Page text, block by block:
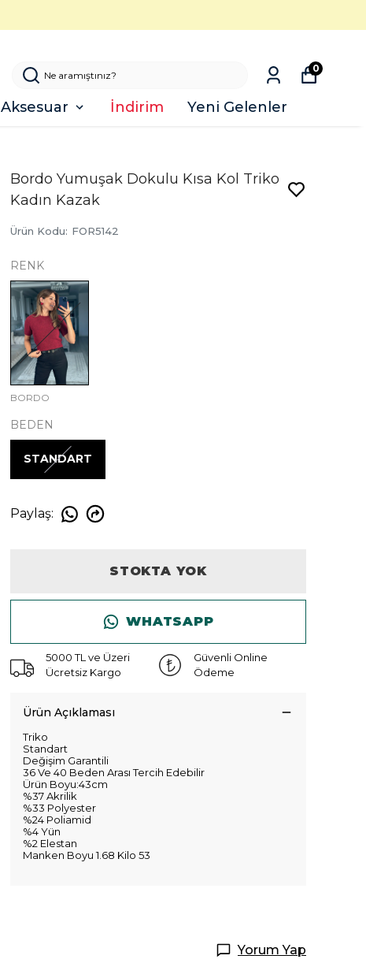
Aksesuar İndirim Yeni Gelenler
0
Bordo Yumuşak Dokulu Kısa Kol Triko
Kadın Kazak
Ürün Kodu: FOR5142
RENK
BORDO
BEDEN
STANDART
Paylaş:
STOKTA YOK
WHATSAPP
5000 TL ve Üzeri
Ücretsiz Kargo
Güvenli Online
Ödeme
Ürün Açıklaması
Triko
Standart
Değişim Garantili
36 Ve 40 Beden Arası Tercih Edebilir
Ürün Boyu:43cm
%37 Akrilik
%33 Polyester
%24 Poliamid
%4 Yün
%2 Elestan
Manken Boyu 1.68 Kilo 53
Yorum Yap